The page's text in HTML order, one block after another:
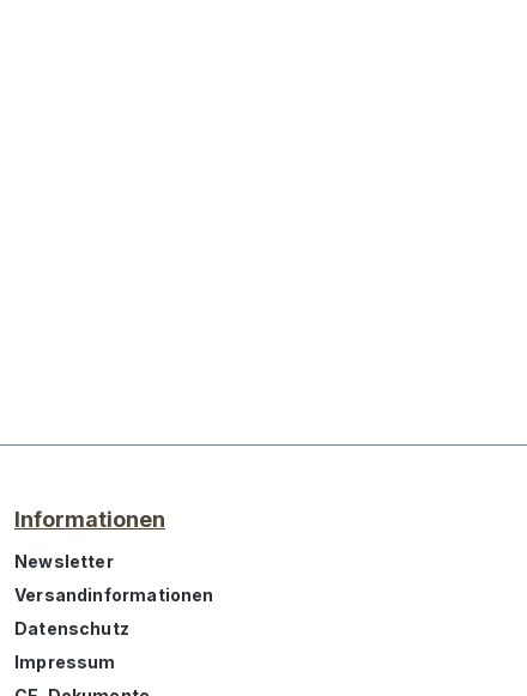
Informationen
Newsletter
Versandinformationen
Datenschutz
Impressum